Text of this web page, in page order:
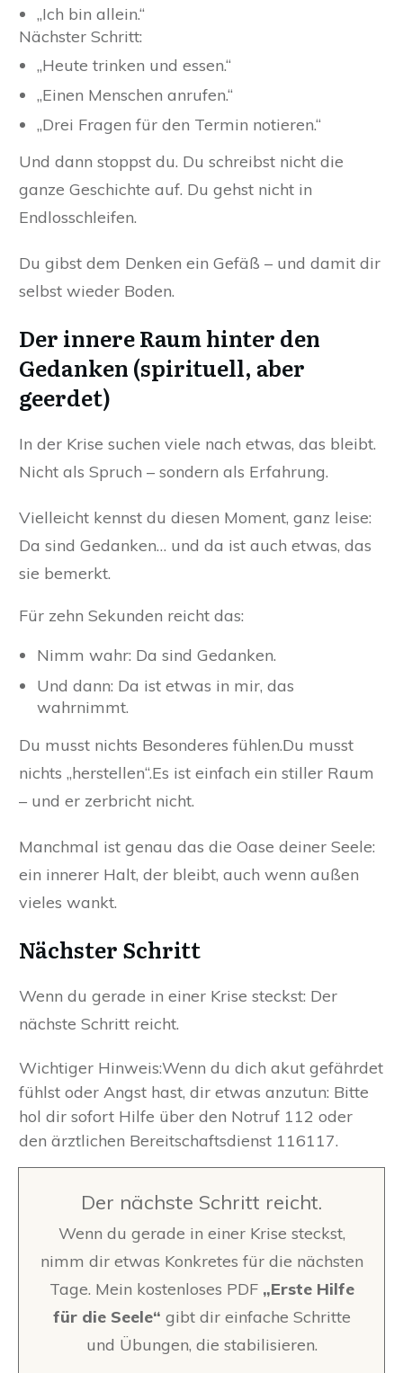
„Ich bin allein.“
Nächster Schritt:
„Heute trinken und essen.“
„Einen Menschen anrufen.“
„Drei Fragen für den Termin notieren.“
Und dann stoppst du. Du schreibst nicht die
ganze Geschichte auf. Du gehst nicht in
Endlosschleifen.
Du gibst dem Denken ein Gefäß – und damit dir
selbst wieder Boden.
Der innere Raum hinter den
Gedanken (spirituell, aber
geerdet)
In der Krise suchen viele nach etwas, das bleibt.
Nicht als Spruch – sondern als Erfahrung.
Vielleicht kennst du diesen Moment, ganz leise:
Da sind Gedanken… und da ist auch etwas, das
sie bemerkt.
Für zehn Sekunden reicht das:
Nimm wahr: Da sind Gedanken.
Und dann: Da ist etwas in mir, das
wahrnimmt.
Du musst nichts Besonderes fühlen.Du musst
nichts „herstellen“.Es ist einfach ein stiller Raum
– und er zerbricht nicht.
Manchmal ist genau das die Oase deiner Seele:
ein innerer Halt, der bleibt, auch wenn außen
vieles wankt.
Nächster Schritt
Wenn du gerade in einer Krise steckst: Der
nächste Schritt reicht.
Wichtiger Hinweis:Wenn du dich akut gefährdet
fühlst oder Angst hast, dir etwas anzutun: Bitte
hol dir sofort Hilfe über den Notruf 112 oder
den ärztlichen Bereitschaftsdienst 116117.
Der nächste Schritt reicht.
Wenn du gerade in einer Krise steckst,
nimm dir etwas Konkretes für die nächsten
Tage. Mein kostenloses PDF „Erste Hilfe
für die Seele“ gibt dir einfache Schritte
und Übungen, die stabilisieren.